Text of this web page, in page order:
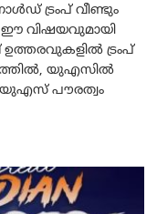
ട്രംപ് വീണ്ടും
ഈ വിഷയവുമായി
ഉത്തരവുകളിൽ ട്രംപ്
യുഎസിൽ
യുഎസ് പൗരത്വം